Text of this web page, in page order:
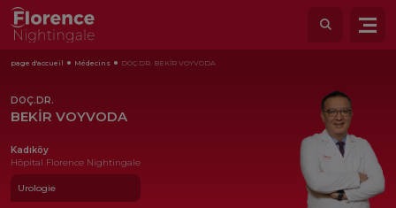
page d'accueil Médecins DOÇ.DR. BEKİR VOYVODA
DOÇ.DR.
BEKİR VOYVODA
Kadıköy
Hôpital Florence Nightingale
Urologie